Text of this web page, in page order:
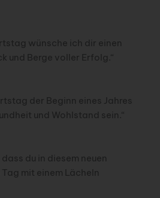
wünsche ich dir einen
und Berge voller Erfolg.“
der Beginn eines Jahres
und Wohlstand sein.“
du in diesem neuen
mit einem Lächeln